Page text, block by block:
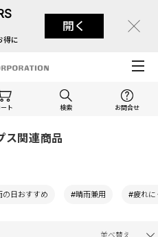
得に
開く
ト 検索 お問合せ
ス関連商品
の日おすすめ #晴雨兼用 #疲れに